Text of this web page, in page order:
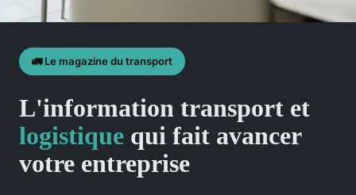
🚛 Le magazine du transport
L'information transport et
logistique qui fait avancer
votre entreprise